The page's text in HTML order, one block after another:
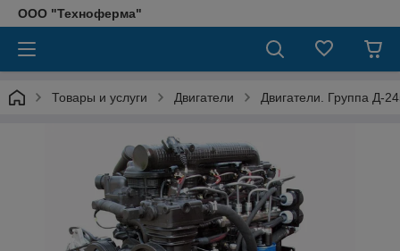
ООО "Техноферма"
Товары и услуги Двигатели Двигатели. Группа Д-